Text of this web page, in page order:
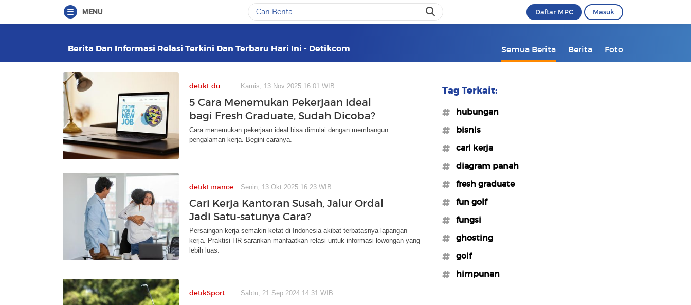
MENU Daftar MPC Masuk
Berita Dan Informasi Relasi Terkini Dan Terbaru Hari Ini - Detikcom Semua Berita Berita Foto
detikEdu Kamis, 13 Nov 2025 16:01 WIB
5 Cara Menemukan Pekerjaan Ideal
bagi Fresh Graduate, Sudah Dicoba?
Cara menemukan pekerjaan ideal bisa dimulai dengan membangun
pengalaman kerja. Begini caranya.
detikFinance Senin, 13 Okt 2025 16:23 WIB
Cari Kerja Kantoran Susah, Jalur Ordal
Jadi Satu-satunya Cara?
Persaingan kerja semakin ketat di Indonesia akibat terbatasnya lapangan
kerja. Praktisi HR sarankan manfaatkan relasi untuk informasi lowongan yang
lebih luas.
detikSport Sabtu, 21 Sep 2024 14:31 WIB
Tag Terkait:
#hubungan
#bisnis
#cari kerja
#diagram panah
#fresh graduate
#fun golf
#fungsi
#ghosting
#golf
#himpunan